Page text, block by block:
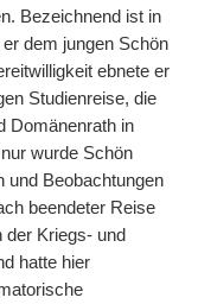
Bezeichnend ist in
dem jungen Schön
ebnete er
Studienreise, die
Domänenrath in
wurde Schön
und Beobachtungen
beendeter Reise
Kriegs- und
hatte hier